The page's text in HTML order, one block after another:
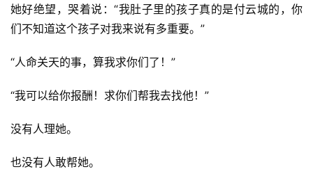
她好绝望，哭着说：“我肚子里的孩子真的是付云城的，你
们不知道这个孩子对我来说有多重要。”
“人命关天的事，算我求你们了！”
“我可以给你报酬！求你们帮我去找他！”
没有人理她。
也没有人敢帮她。